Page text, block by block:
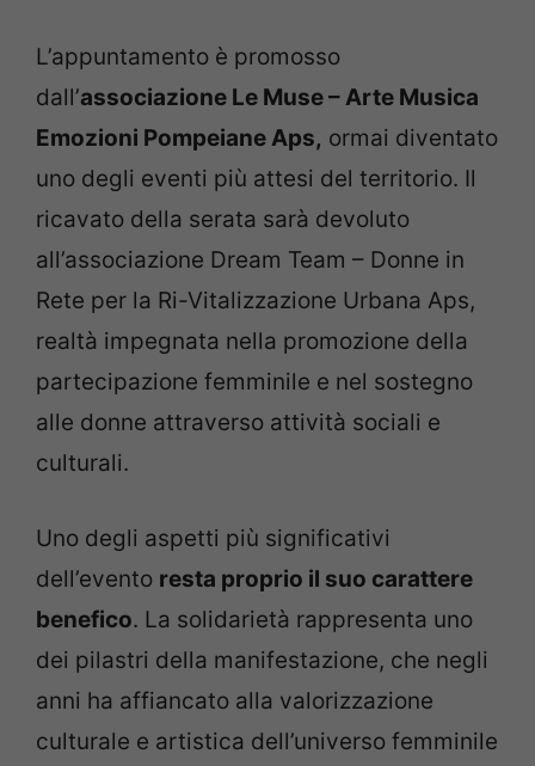
L’appuntamento è promosso
dall’associazione Le Muse – Arte Musica
Emozioni Pompeiane Aps, ormai diventato
uno degli eventi più attesi del territorio. Il
ricavato della serata sarà devoluto
all’associazione Dream Team – Donne in
Rete per la Ri-Vitalizzazione Urbana Aps,
realtà impegnata nella promozione della
partecipazione femminile e nel sostegno
alle donne attraverso attività sociali e
culturali.
Uno degli aspetti più significativi
dell’evento resta proprio il suo carattere
benefico. La solidarietà rappresenta uno
dei pilastri della manifestazione, che negli
anni ha affiancato alla valorizzazione
culturale e artistica dell’universo femminile